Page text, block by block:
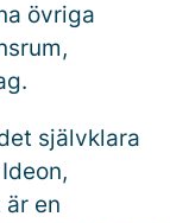
övriga
självklara
en